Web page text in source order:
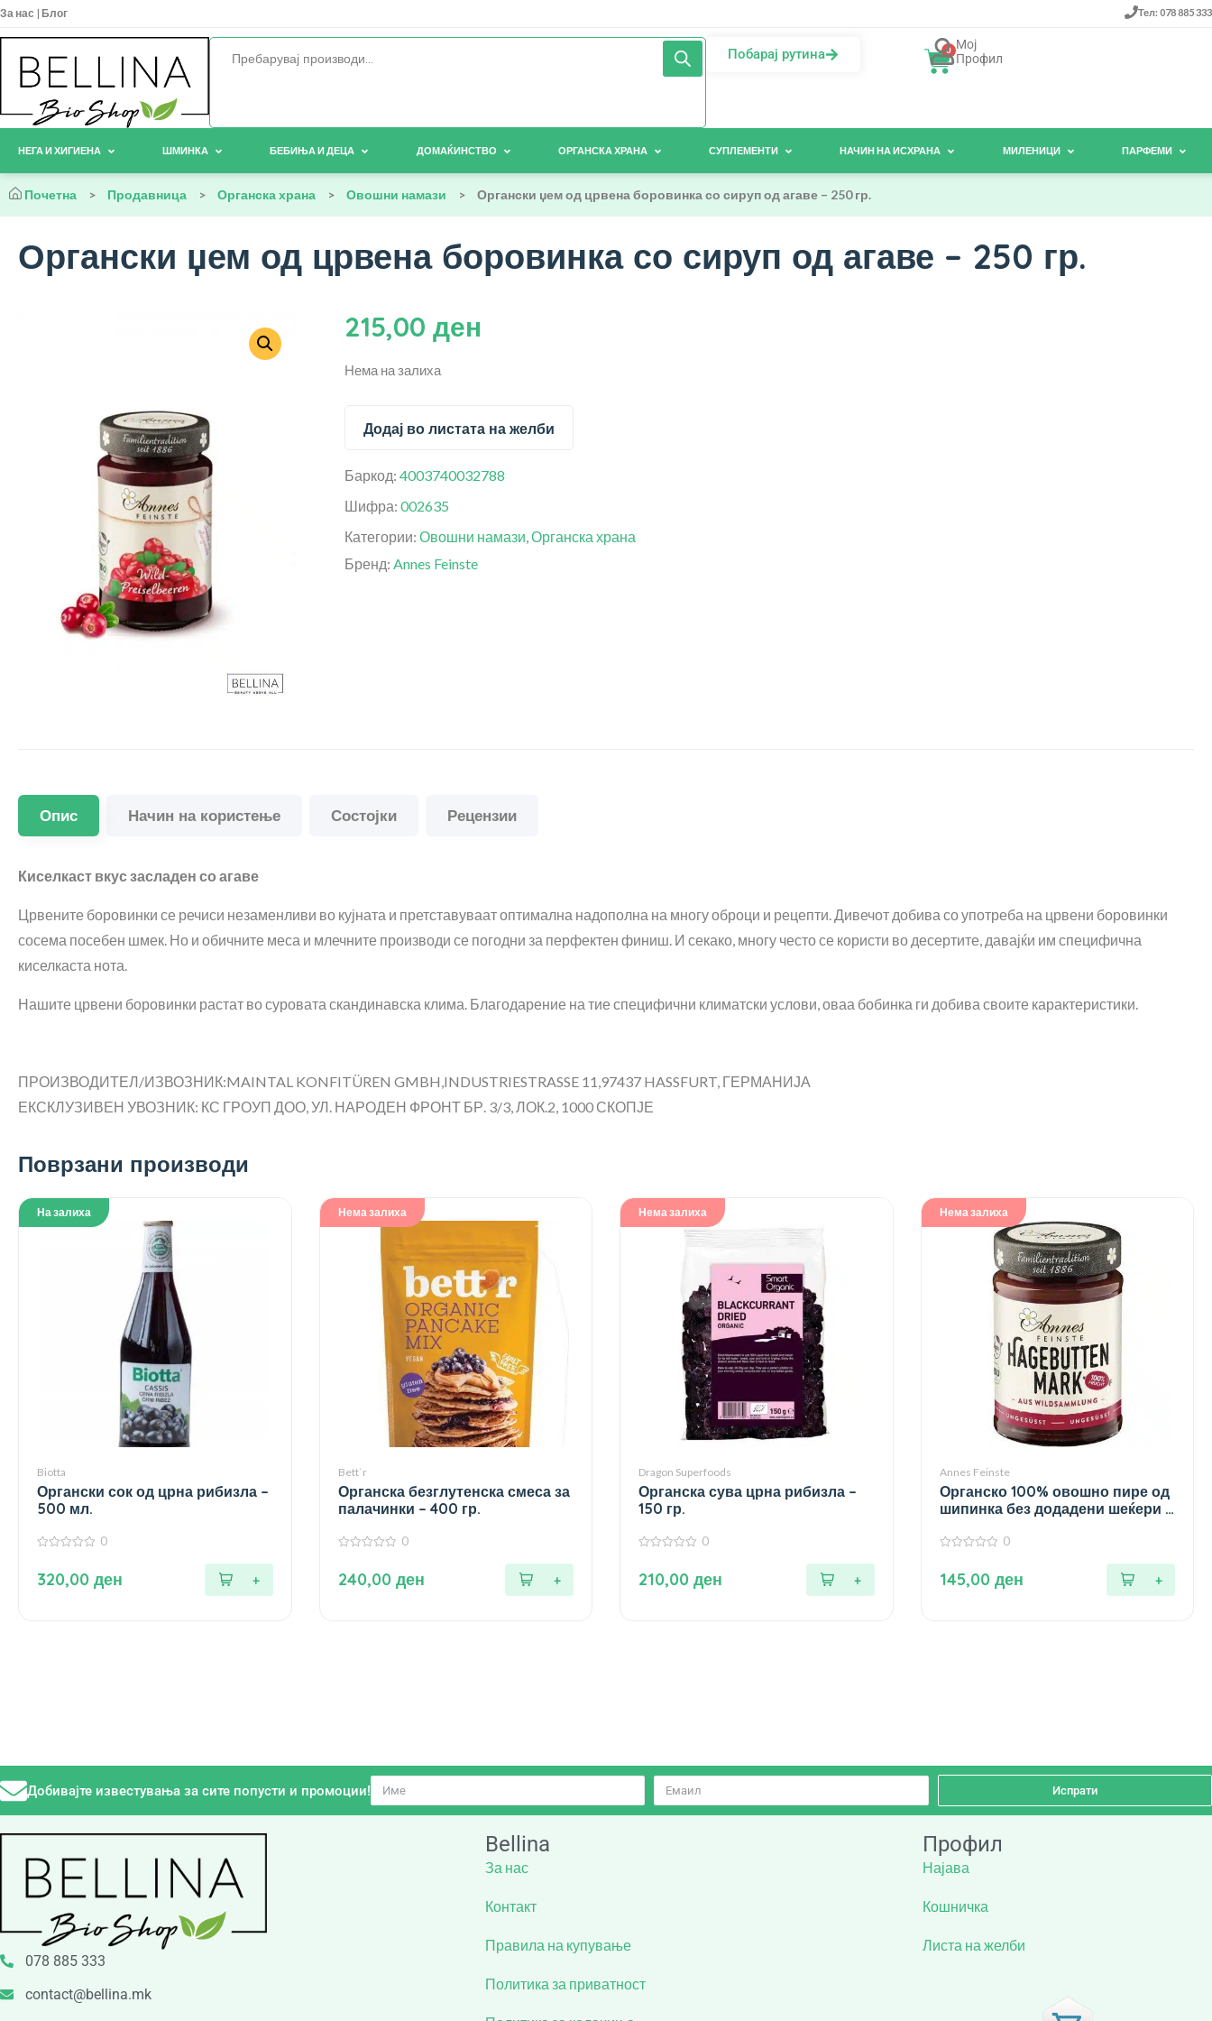
За нас | Блог Тел: 078 885 333
Побарај рутина 0 Мој
Профил
НЕГА И ХИГИЕНА ШМИНКА БЕБИЊА И ДЕЦА ДОМАЌИНСТВО ОРГАНСКА ХРАНА СУПЛЕМЕНТИ НАЧИН НА ИСХРАНА МИЛЕНИЦИ ПАРФЕМИ
Почетна > Продавница > Органска храна > Овошни намази > Органски џем од црвена боровинка со сируп од агаве – 250 гр.
Органски џем од црвена боровинка со сируп од агаве – 250 гр.
215,00 ден
Нема на залиха
Додај во листата на желби
Баркод: 4003740032788
Шифра: 002635
Категории: Овошни намази,Органска храна
Бренд: Annes Feinste
Опис Начин на користење Состојки Рецензии
Киселкаст вкус засладен со агаве
Црвените боровинки се речиси незаменливи во кујната и претставуваат оптимална надополна на многу оброци и рецепти. Дивечот добива со употреба на црвени боровинки
сосема посебен шмек. Но и обичните меса и млечните производи се погодни за перфектен финиш. И секако, многу често се користи во десертите, давајќи им специфична
киселкаста нота.
Нашите црвени боровинки растат во суровата скандинавска клима. Благодарение на тие специфични климатски услови, оваа бобинка ги добива своите карактеристики.
ПРОИЗВОДИТЕЛ/ИЗВОЗНИК:MAINTAL KONFITÜREN GMBH,INDUSTRIESTRASSE 11,97437 HASSFURT, ГЕРМАНИЈА
ЕКСКЛУЗИВЕН УВОЗНИК: КС ГРОУП ДОО, УЛ. НАРОДЕН ФРОНТ БР. 3/3, ЛОК.2, 1000 СКОПЈЕ
Поврзани производи
На залиха
Biotta
Органски сок од црна рибизла –
500 мл.
5
0
320,00 ден
Нема залиха
Bett`r
Органска безглутенска смеса за
палачинки – 400 гр.
5
0
240,00 ден
Нема залиха
Dragon Superfoods
Органска сува црна рибизла –
150 гр.
5
0
210,00 ден
Нема залиха
Annes Feinste
Органско 100% овошно пире од
шипинка без додадени шеќери –
5
0
145,00 ден
Добивајте известувања за сите попусти и промоции! Испрати
078 885 333
contact@bellina.mk
Bellina
За нас
Контакт
Правила на купување
Политика за приватност
Профил
Најава
Кошничка
Листа на желби